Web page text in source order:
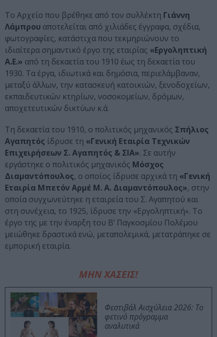
Το Αρχείο που βρέθηκε από τον συλλέκτη Γιάννη
Λάμπρου αποτελείται από χιλιάδες έγγραφα, σχέδια,
φωτογραφίες, κατάστιχα που τεκμηριώνουν το
ιδιαίτερα σημαντικό έργο της εταιρίας «Εργοληπτική
Α.Ε.» από τη δεκαετία του 1910 έως τη δεκαετία του
1930. Τα έργα, ιδιωτικά και δημόσια, περιελάμβαναν,
μεταξύ άλλων, την κατασκευή κατοικιών, ξενοδοχείων,
εκπαιδευτικών κτηρίων, νοσοκομείων, δρόμων,
αποχετευτικών δικτύων κ.ά.
Τη δεκαετία του 1910, ο πολιτικός μηχανικός Σπήλιος
Αγαπητός ίδρυσε τη «Γενική Εταιρία Τεχνικών
Επιχειρήσεων Σ. Αγαπητός & ΣΙΑ». Σε αυτήν
εργάστηκε ο πολιτικός μηχανικός Μόσχος
Διαμαντόπουλος, ο οποίος ίδρυσε αρχικά τη «Γενική
Εταιρία Μπετόν Αρμέ Μ. Α. Διαμαντόπουλος», στην
οποία συγχωνεύτηκε η εταιρεία του Σ. Αγαπητού και
στη συνέχεια, το 1925, ίδρυσε την «Εργοληπτική». Το
έργο της με την έναρξη του Β’ Παγκοσμίου Πολέμου
μειώθηκε δραστικά ενώ, μεταπολεμικά, μετατράπηκε σε
εμπορική εταιρία.
ΜΗΝ ΧΑΣΕΙΣ!
Φεστιβάλ Αισχύλεια 2026: Το
φετινό πρόγραμμα
αναλυτικά